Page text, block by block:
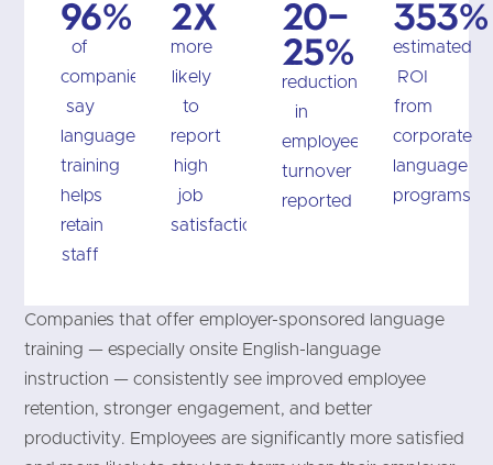
96%
of
companies
say
language
training
helps
retain
staff
2x
more
likely
to
report
high
job
satisfaction
20–
25%
reduction
in
employee
turnover
reported
353%
estimated
ROI
from
corporate
language
programs
Companies that offer employer-sponsored language
training — especially onsite English-language
instruction — consistently see improved employee
retention, stronger engagement, and better
productivity. Employees are significantly more satisfied